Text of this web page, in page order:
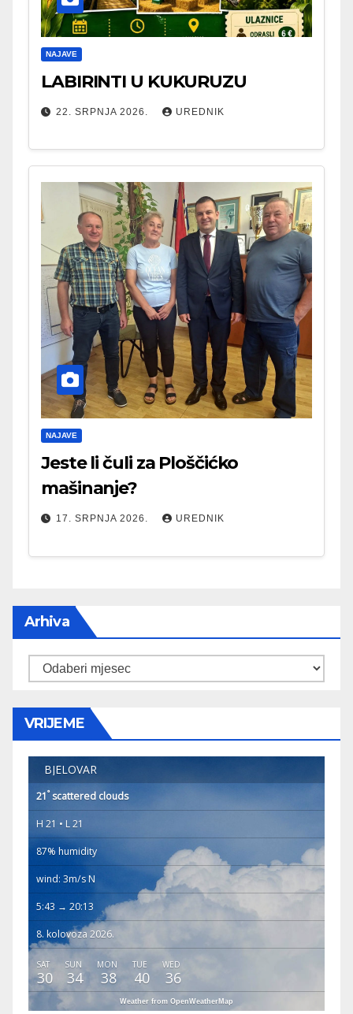
NAJAVE
LABIRINTI U KUKURUZU
22. SRPNJA 2026. UREDNIK
NAJAVE
Jeste li čuli za Ploščićko
mašinanje?
17. SRPNJA 2026. UREDNIK
Arhiva
Arhiva
VRIJEME
BJELOVAR
21°scattered clouds
H 21 • L 21
87% humidity
wind: 3m/s N
5:43 → 20:13
8. kolovoza 2026.
SAT
30
SUN
34
MON
38
TUE
40
WED
36
Weather from OpenWeatherMap